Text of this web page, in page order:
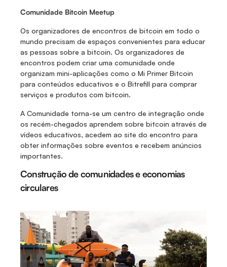
Comunidade Bitcoin Meetup
Os organizadores de encontros de bitcoin em todo o
mundo precisam de espaços convenientes para educar
as pessoas sobre a bitcoin. Os organizadores de
encontros podem criar uma comunidade onde
organizam mini-aplicações como o Mi Primer Bitcoin
para conteúdos educativos e o Bitrefill para comprar
serviços e produtos com bitcoin.
A Comunidade torna-se um centro de integração onde
os recém-chegados aprendem sobre bitcoin através de
vídeos educativos, acedem ao site do encontro para
obter informações sobre eventos e recebem anúncios
importantes.
Construção de comunidades e economias
circulares